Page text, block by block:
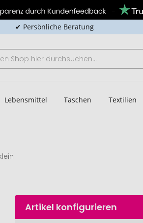
✔ Persönliche Beratung
Lebensmittel Taschen Textilien
Artikel konfigurieren